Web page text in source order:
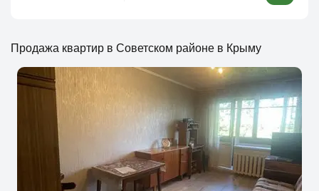
Продажа квартир в Советском районе в Крыму